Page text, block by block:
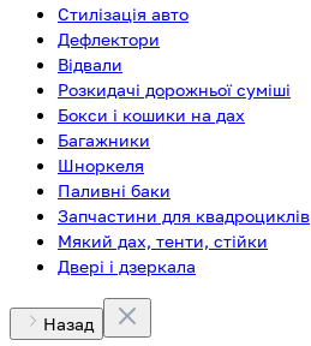
Стилізація авто
Дефлектори
Відвали
Розкидачі дорожньої суміші
Бокси і кошики на дах
Багажники
Шноркеля
Паливні баки
Запчастини для квадроциклів
Мякий дах, тенти, стійки
Двері і дзеркала
Назад